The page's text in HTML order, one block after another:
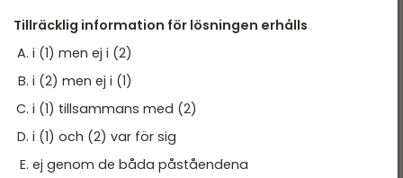
Tillräcklig information för lösningen erhålls
i (1) men ej i (2)
i (2) men ej i (1)
i (1) tillsammans med (2)
i (1) och (2) var för sig
ej genom de båda påståendena
HT 2017